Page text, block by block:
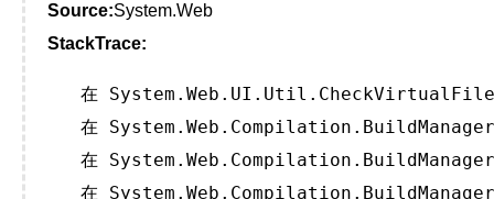
Source:System.Web
StackTrace:
在
在
在
在